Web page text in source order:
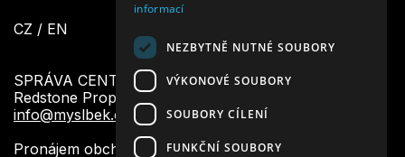
CZ / EN
SPRÁVA CENTRA:
Redstone Property Management
info@myslbek.com
Pronájem obchodních prostor:
informací
NEZBYTNĚ NUTNÉ SOUBORY
VÝKONOVÉ SOUBORY
SOUBORY CÍLENÍ
FUNKČNÍ SOUBORY